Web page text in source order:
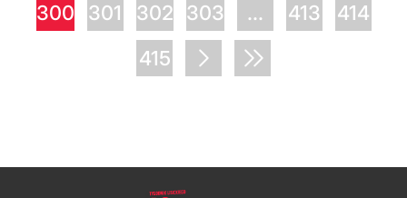
300
301 302 303 ... 413
414
415